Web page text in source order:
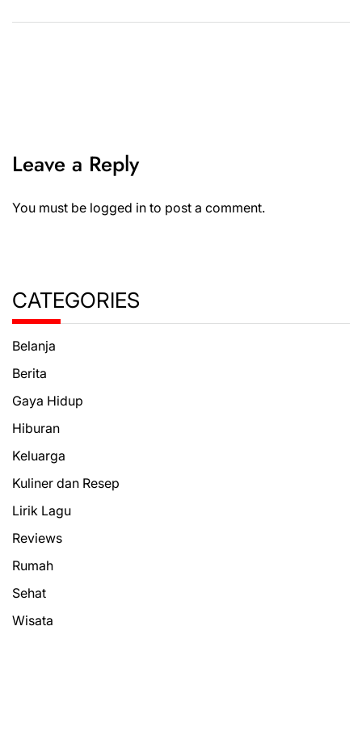
Leave a Reply
You must be logged in to post a comment.
CATEGORIES
Belanja
Berita
Gaya Hidup
Hiburan
Keluarga
Kuliner dan Resep
Lirik Lagu
Reviews
Rumah
Sehat
Wisata